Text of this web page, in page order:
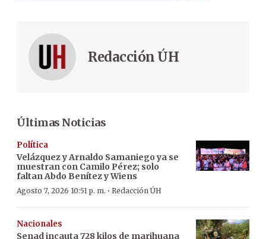
Redacción ÚH
Últimas Noticias
Política
Velázquez y Arnaldo Samaniego ya se
muestran con Camilo Pérez; solo
faltan Abdo Benítez y Wiens
Agosto 7, 2026 10:51 p. m. · Redacción ÚH
Nacionales
Senad incauta 728 kilos de marihuana